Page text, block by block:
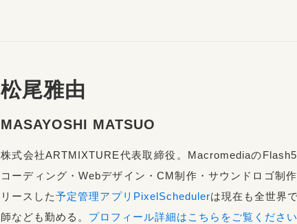
松尾雅由
MASAYOSHI MATSUO
株式会社ARTMIXTURE代表取締役。Macromediaの
コーディング・Webデザイン・CM制作・サウンドロゴ制
リースした予定管理アプリPixelSchedulerは現在も全世界
師なども勤める。 プロフィール詳細はこちらをご覧ください